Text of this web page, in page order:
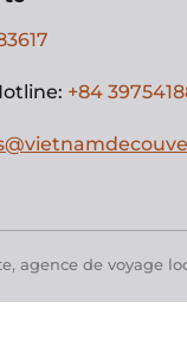
+84
agence de voyage